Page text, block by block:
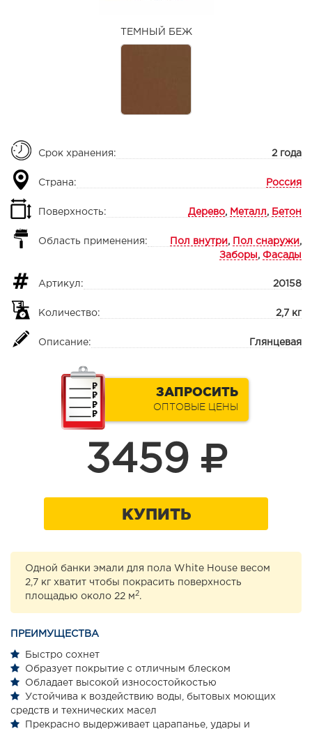
ТЕМНЫЙ БЕЖ
Срок хранения: 2 года
Страна: Россия
Поверхность: Дерево, Металл , Бетон
Область применения: Пол внутри , Пол снаружи ,
Заборы , Фасады
Артикул: 20158
Количество: 2,7 кг
Описание: Глянцевая
ЗАПРОСИТЬ
ОПТОВЫЕ ЦЕНЫ
3459
КУПИТЬ
Одной банки эмали для пола White House весом
2,7 кг хватит чтобы покрасить поверхность
площадью около 22 м 2.
ПРЕИМУЩЕСТВА
Быстро сохнет
Образует покрытие с отличным блеском
Обладает высокой износостойкостью
Устойчива к воздействию воды, бытовых моющих
средств и технических масел
Прекрасно выдерживает царапанье, удары и